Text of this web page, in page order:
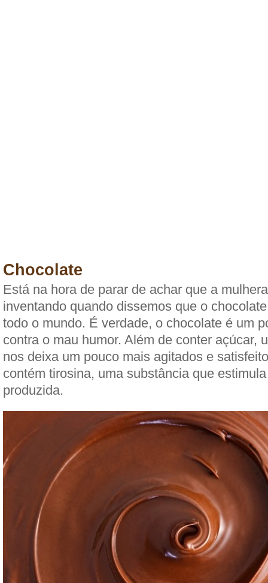
Chocolate
Está na hora de parar de achar que a
inventando quando dissemos que o
todo o mundo. É verdade, o chocolate é um
contra o mau humor. Além de conter açúcar,
nos deixa um pouco mais agitados e
contém tirosina, uma substância que
produzida.